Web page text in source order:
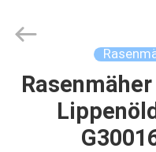
HAUS
PRODUKTE
Trading
Rights
Reserved.